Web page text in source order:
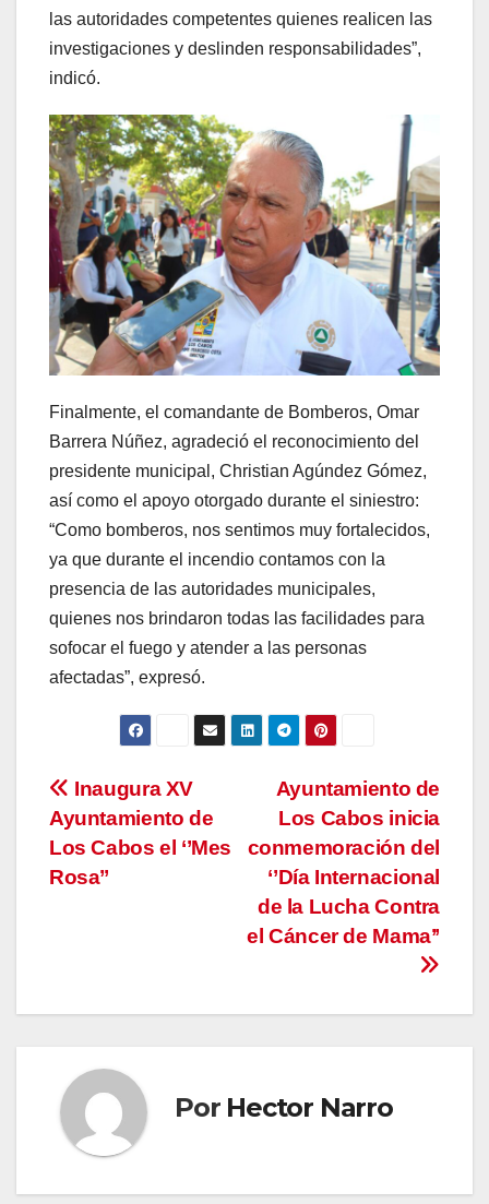
las autoridades competentes quienes realicen las
investigaciones y deslinden responsabilidades”,
indicó.
Finalmente, el comandante de Bomberos, Omar
Barrera Núñez, agradeció el reconocimiento del
presidente municipal, Christian Agúndez Gómez,
así como el apoyo otorgado durante el siniestro:
“Como bomberos, nos sentimos muy fortalecidos,
ya que durante el incendio contamos con la
presencia de las autoridades municipales,
quienes nos brindaron todas las facilidades para
sofocar el fuego y atender a las personas
afectadas”, expresó.
Navegación
de
entradas
Ayuntamiento de
Los Cabos inicia
conmemoración del
‘’Día Internacional
de la Lucha Contra
el Cáncer de Mama’’
Inaugura XV
Ayuntamiento de
Los Cabos el ‘’Mes
Rosa’’
Por Hector Narro